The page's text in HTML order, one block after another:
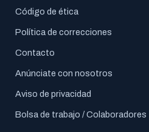
Código de ética
Política de correcciones
Contacto
Anúnciate con nosotros
Aviso de privacidad
Bolsa de trabajo / Colaboradores